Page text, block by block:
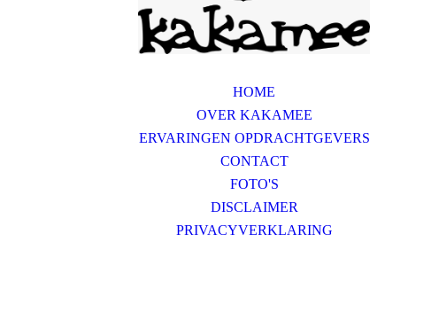
HOME
OVER KAKAMEE
ERVARINGEN OPDRACHTGEVERS
CONTACT
FOTO'S
DISCLAIMER
PRIVACYVERKLARING